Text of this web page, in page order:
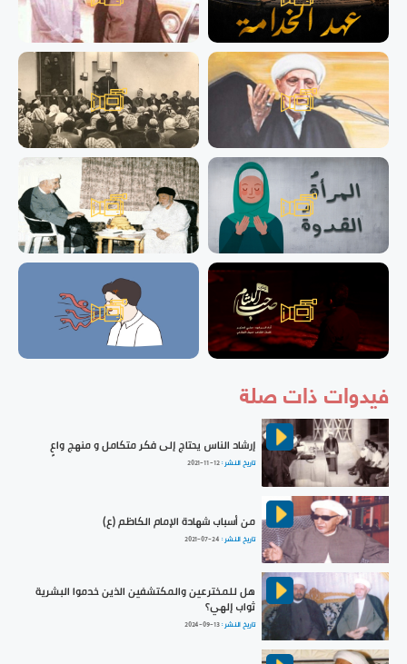
فيدوات ذات صلة
إرشاد الناس يحتاج إلى فكر متكامل و منهج واعٍ
تاريخ النشر :2021-11-12
من أسباب شهادة الإمام الكاظم (ع)
تاريخ النشر : 2021-07-24
هل للمخترعين والمكتشفين الذين خدموا البشرية
ثواب إلهي؟
تاريخ النشر :2024-09-13